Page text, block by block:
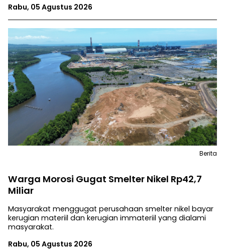
Rabu, 05 Agustus 2026
Warga Morosi Gugat Smelter Nikel Rp42,7
Miliar
Masyarakat menggugat perusahaan smelter nikel bayar
kerugian materiil dan kerugian immateriil yang dialami
masyarakat.
Rabu, 05 Agustus 2026
Berita